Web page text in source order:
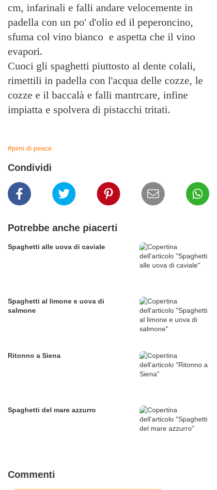
cm, infarinali e falli andare velocemente in
padella con un po' d'olio ed il peperoncino,
sfuma col vino bianco e aspetta che il vino
evapori.
Cuoci gli spaghetti piuttosto al dente colali,
rimettili in padella con l'acqua delle cozze, le
cozze e il baccalà e falli mantrcare, infine
impiatta e spolvera di pistacchi tritati.
#pimi di pesce
Condividi
Potrebbe anche piacerti
Spaghetti alle uova di caviale
Spaghetti al limone e uova di
salmone
Ritonno a Siena
Spaghetti del mare azzurro
Commenti